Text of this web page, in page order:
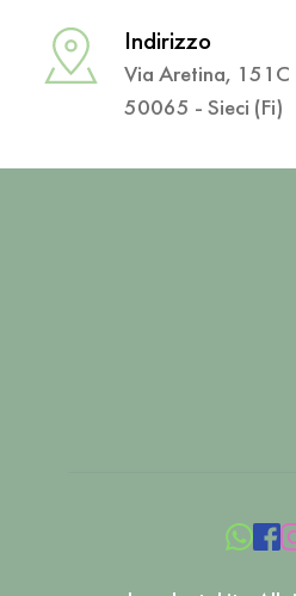
Indirizzo
Via Aretina, 151C
50065 - Sieci (Fi)